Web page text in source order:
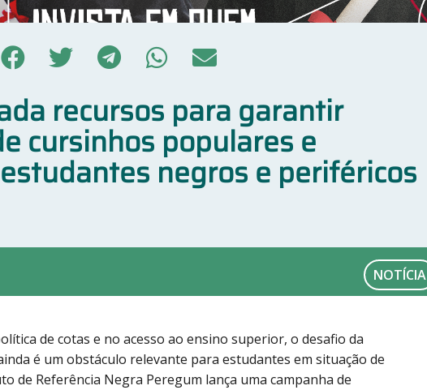
recursos para garantir
cursinhos populares e
negros e periféricos
NOTÍCIA
de cotas e no acesso ao ensino superior, o desafio da
é um obstáculo relevante para estudantes em situação de
de Referência Negra Peregum lança uma campanha de